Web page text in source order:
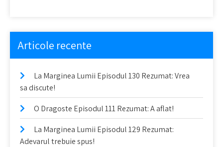
Articole recente
La Marginea Lumii Episodul 130 Rezumat: Vrea
sa discute!
O Dragoste Episodul 111 Rezumat: A aflat!
La Marginea Lumii Episodul 129 Rezumat:
Adevarul trebuie spus!